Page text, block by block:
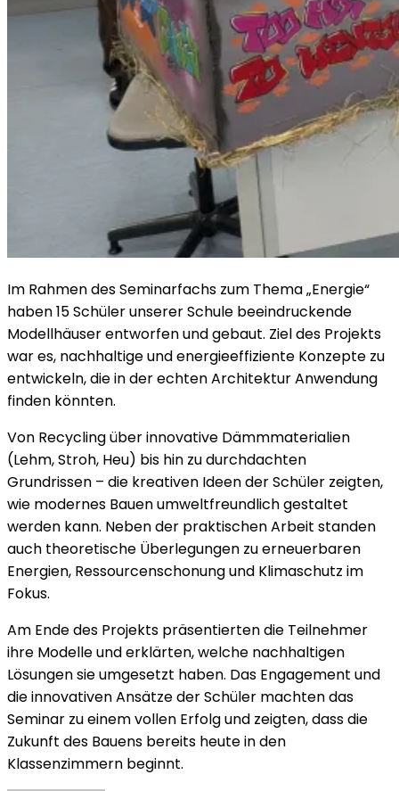
Im Rahmen des Seminarfachs zum Thema „Energie“
haben 15 Schüler unserer Schule beeindruckende
Modellhäuser entworfen und gebaut. Ziel des Projekts
war es, nachhaltige und energieeffiziente Konzepte zu
entwickeln, die in der echten Architektur Anwendung
finden könnten.
Von Recycling über innovative Dämmmaterialien
(Lehm, Stroh, Heu) bis hin zu durchdachten
Grundrissen – die kreativen Ideen der Schüler zeigten,
wie modernes Bauen umweltfreundlich gestaltet
werden kann. Neben der praktischen Arbeit standen
auch theoretische Überlegungen zu erneuerbaren
Energien, Ressourcenschonung und Klimaschutz im
Fokus.
Am Ende des Projekts präsentierten die Teilnehmer
ihre Modelle und erklärten, welche nachhaltigen
Lösungen sie umgesetzt haben. Das Engagement und
die innovativen Ansätze der Schüler machten das
Seminar zu einem vollen Erfolg und zeigten, dass die
Zukunft des Bauens bereits heute in den
Klassenzimmern beginnt.